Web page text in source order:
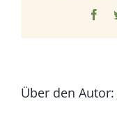
Über den Autor: